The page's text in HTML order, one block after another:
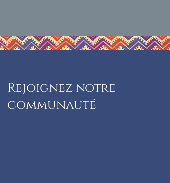
Rejoignez notre
communauté